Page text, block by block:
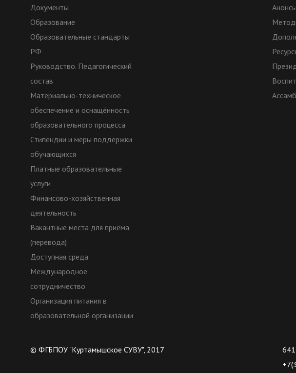
Документы
Образование
Образовательные стандарты
РФ
Руководство. Педагогический
состав
Материально-техническое
обеспечение и оснащённость
образовательного процесса
Стипендии и меры поддержки
обучающихся
Платные образовательные
услуги
Финансово-хозяйственная
деятельность
Вакантные места для приёма
(перевода)
Доступная среда
Международное
сотрудничество
Организация питания в
образовательной организации
Анонсы
© ФГБПОУ "Куртамышское СУВУ", 2017